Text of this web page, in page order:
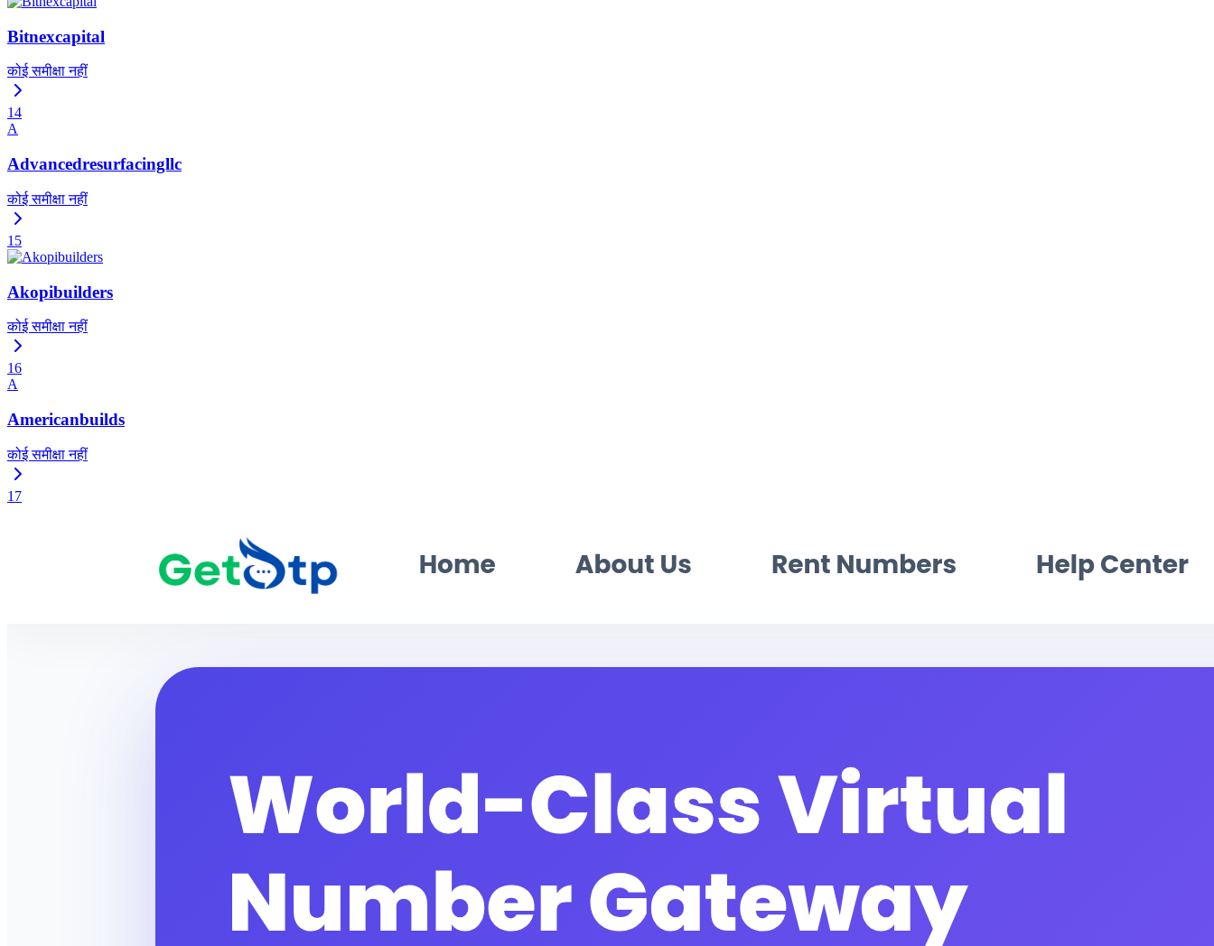
Bitnexcapital
कोई समीक्षा नहीं
14
A
Advancedresurfacingllc
कोई समीक्षा नहीं
15
Akopibuilders
कोई समीक्षा नहीं
16
A
Americanbuilds
कोई समीक्षा नहीं
17